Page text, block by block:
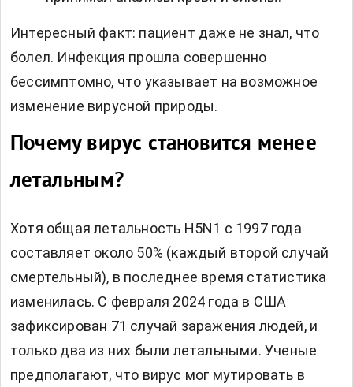
Интересный факт: пациент даже не знал, что
болел. Инфекция прошла совершенно
бессимптомно, что указывает на возможное
изменение вирусной природы.
Почему вирус становится менее
летальным?
Хотя общая летальность H5N1 с 1997 года
составляет около 50% (каждый второй случай
смертельный), в последнее время статистика
изменилась. С февраля 2024 года в США
зафиксирован 71 случай заражения людей, и
только два из них были летальными. Ученые
предполагают, что вирус мог мутировать в